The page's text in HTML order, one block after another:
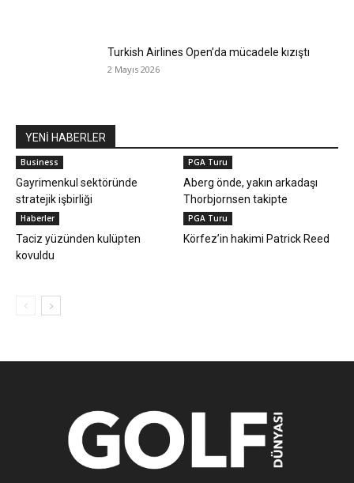
Turkish Airlines Open’da mücadele kızıştı
2 Mayıs 2026
YENİ HABERLER
Business
Gayrimenkul sektöründe
stratejik işbirliği
PGA Turu
Aberg önde, yakın arkadaşı
Thorbjornsen takipte
Haberler
Taciz yüzünden kulüpten
kovuldu
PGA Turu
Körfez’in hakimi Patrick Reed